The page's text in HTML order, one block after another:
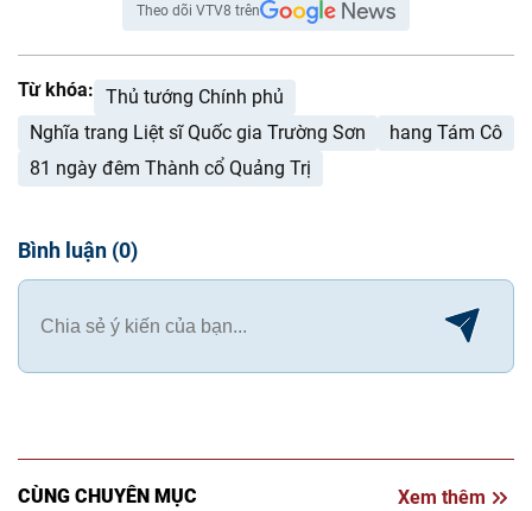
Theo dõi VTV8 trên
Từ khóa: Thủ tướng Chính phủ
Nghĩa trang Liệt sĩ Quốc gia Trường Sơn
hang Tám Cô
81 ngày đêm Thành cổ Quảng Trị
Bình luận (0)
CÙNG CHUYÊN MỤC Xem thêm